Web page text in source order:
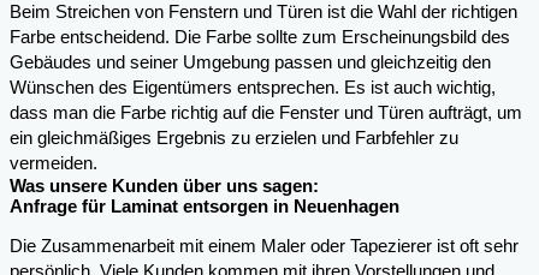
Beim Streichen von Fenstern und Türen ist die Wahl der richtigen
Farbe entscheidend. Die Farbe sollte zum Erscheinungsbild des
Gebäudes und seiner Umgebung passen und gleichzeitig den
Wünschen des Eigentümers entsprechen. Es ist auch wichtig,
dass man die Farbe richtig auf die Fenster und Türen aufträgt, um
ein gleichmäßiges Ergebnis zu erzielen und Farbfehler zu
vermeiden.
Was unsere Kunden über uns sagen:
Anfrage für Laminat entsorgen in Neuenhagen
Die Zusammenarbeit mit einem Maler oder Tapezierer ist oft sehr